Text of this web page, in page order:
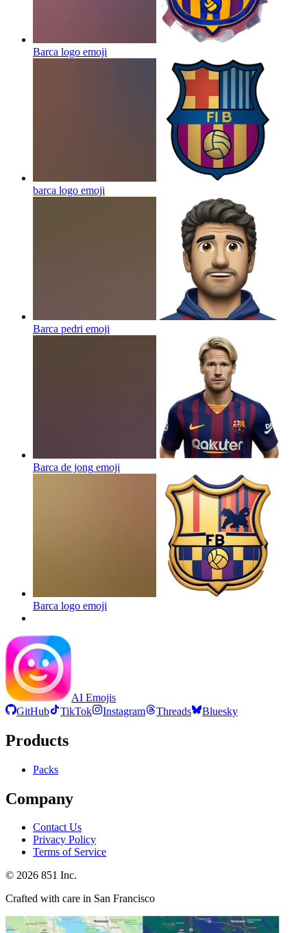
Barca logo emoji
barca logo emoji
Barca pedri emoji
Barca de jong emoji
Barca logo emoji
AI Emojis
GitHub
TikTok Instagram Threads Bluesky
Products
Packs
Company
Contact Us
Privacy Policy
Terms of Service
© 2026 851 Inc.
Crafted with care in San Francisco